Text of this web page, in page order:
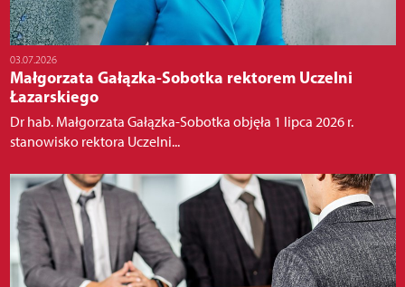
03.07.2026
Małgorzata Gałązka-Sobotka rektorem Uczelni
Łazarskiego
Dr hab. Małgorzata Gałązka-Sobotka objęła 1 lipca 2026 r.
stanowisko rektora Uczelni...